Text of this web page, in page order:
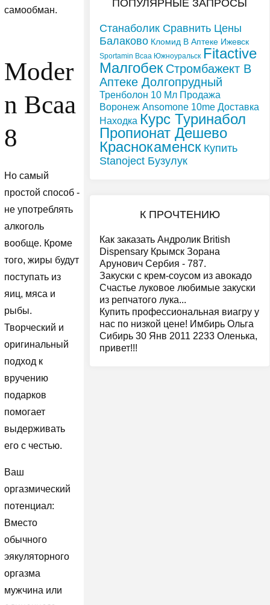
самообман.
Moder
n Bcaa
8
Но самый
простой способ -
не употреблять
алкоголь
вообще. Кроме
того, жиры будут
поступать из
яиц, мяса и
рыбы.
Творческий и
оригинальный
подход к
вручению
подарков
помогает
выдерживать
его с честью.
Ваш
оргазмический
потенциал:
Вместо
обычного
эякуляторного
оргазма
мужчина или
ПОПУЛЯРНЫЕ ЗАПРОСЫ
Станаболик Сравнить Цены
Балаково Кломид В Аптеке Ижевск
Sportamin Всаа Южноуральск Fitactive
Малгобек Стромбажект В
Аптеке Долгопрудный
Тренболон 10 Мл Продажа
Воронеж Ansomone 10me Доставка
Находка Курс Туринабол
Пропионат Дешево
Краснокаменск Купить
Stanoject Бузулук
К ПРОЧТЕНИЮ
Как заказать Андролик British
Dispensary Крымск Зорана
Арунович Сербия - 787.
Закуски с крем-соусом из авокадо
Счастье луковое любимые закуски
из репчатого лука...
Купить профессиональная виагру у
нас по низкой цене! Имбирь Ольга
Сибирь 30 Янв 2011 2233 Оленька,
привет!!!